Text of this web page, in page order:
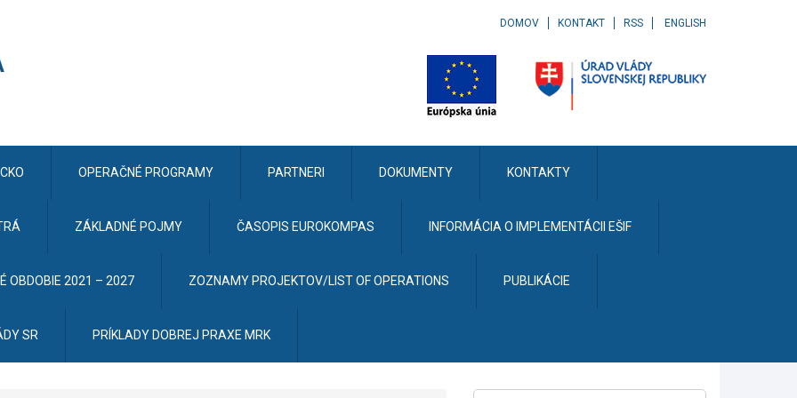
DOMOV KONTAKT RSS ENGLISH
CKO OPERAČNÉ PROGRAMY PARTNERI DOKUMENTY KONTAKTY
ZÁKLADNÉ POJMY ČASOPIS EUROKOMPAS INFORMÁCIA O IMPLEMENTÁCII EŠIF
OBDOBIE 2021 – 2027 ZOZNAMY PROJEKTOV/LIST OF OPERATIONS PUBLIKÁCIE
SR PRÍKLADY DOBREJ PRAXE MRK